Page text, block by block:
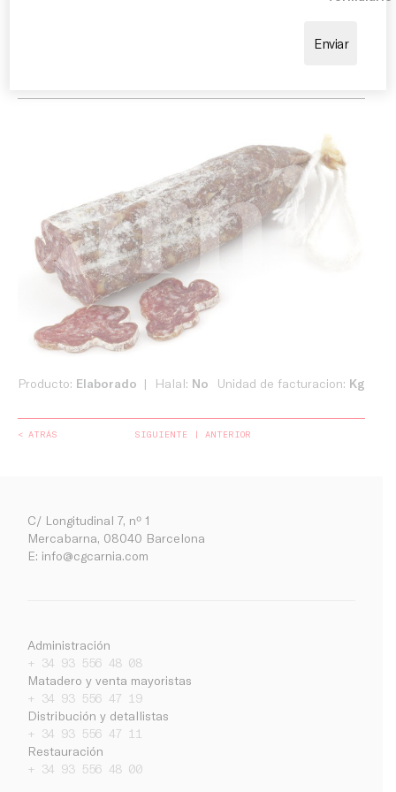
Empresa
Noticias
Producto: Elaborado Halal: No Unidad de facturacion: Kg
< ATRÁS SIGUIENTE ANTERIOR
C/ Longitudinal 7, nº 1
Mercabarna, 08040 Barcelona
E: info@cgcarnia.com
Administración
+ 34 93 556 48 08
Matadero y venta mayoristas
+ 34 93 556 47 19
Distribución y detallistas
+ 34 93 556 47 11
Restauración
+ 34 93 556 48 00